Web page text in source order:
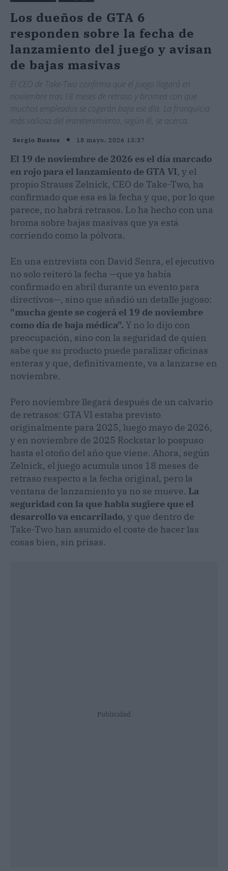
Los dueños de GTA 6
responden sobre la fecha de
lanzamiento del juego y avisan
de bajas masivas
El CEO de Take-Two confirma que el juego llegará en
noviembre tras 18 meses de retraso y bromea con que
muchos empleados se cogerán baja ese día. La franquicia
más valiosa del entretenimiento, según él, se acerca.
Sergio Bustos 18 mayo, 2026 15:37
El 19 de noviembre de 2026 es el día marcado
en rojo para el lanzamiento de GTA VI, y el
propio Strauss Zelnick, CEO de Take-Two, ha
confirmado que esa es la fecha y que, por lo que
parece, no habrá retrasos. Lo ha hecho con una
broma sobre bajas masivas que ya está
corriendo como la pólvora.
En una entrevista con David Senra, el ejecutivo
no solo reiteró la fecha —que ya había
confirmado en abril durante un evento para
directivos—, sino que añadió un detalle jugoso:
"mucha gente se cogerá el 19 de noviembre
como día de baja médica". Y no lo dijo con
preocupación, sino con la seguridad de quien
sabe que su producto puede paralizar oficinas
enteras y que, definitivamente, va a lanzarse en
noviembre.
Pero noviembre llegará después de un calvario
de retrasos: GTA VI estaba previsto
originalmente para 2025, luego mayo de 2026,
y en noviembre de 2025 Rockstar lo pospuso
hasta el otoño del año que viene. Ahora, según
Zelnick, el juego acumula unos 18 meses de
retraso respecto a la fecha original, pero la
ventana de lanzamiento ya no se mueve. La
seguridad con la que habla sugiere que el
desarrollo va encarrilado, y que dentro de
Take-Two han asumido el coste de hacer las
cosas bien, sin prisas.
Publicidad